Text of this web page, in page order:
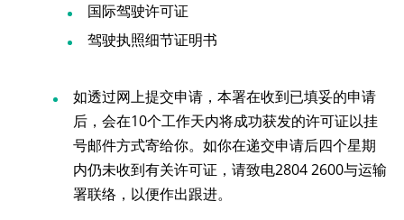
国际驾驶许可证
驾驶执照细节证明书
如透过网上提交申请，本署在收到已填妥的申请
后，会在10个工作天内将成功获发的许可证以挂
号邮件方式寄给你。如你在递交申请后四个星期
内仍未收到有关许可证，请致电2804 2600与运输
署联络，以便作出跟进。